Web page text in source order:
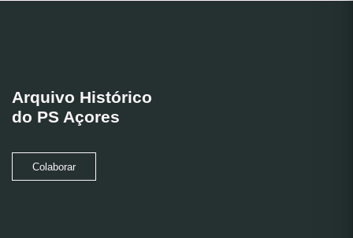
Arquivo Histórico
do PS Açores
Colaborar